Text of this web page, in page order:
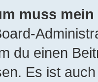
muss
du einen
Es ist